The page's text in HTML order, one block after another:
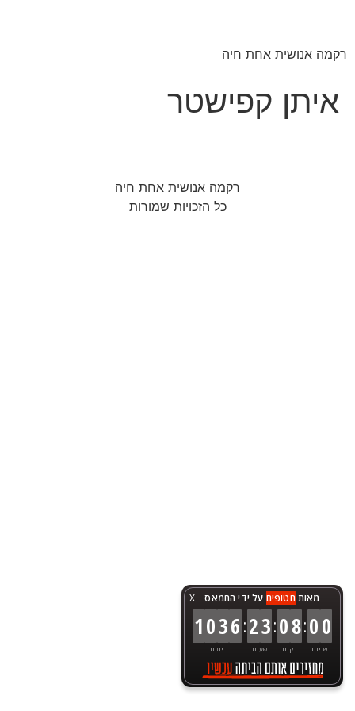
X מאותחטופים על ידי החמאס
1036
ימים
:23
שעות
:08
דקות
:00
שניות
רקמה אנושית אחת חיה
איתן קפישטר
רקמה אנושית אחת חיה
כל הזכויות שמורות